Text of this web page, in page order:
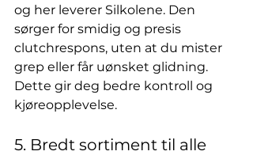
og her leverer Silkolene. Den
sørger for smidig og presis
clutchrespons, uten at du mister
grep eller får uønsket glidning.
Dette gir deg bedre kontroll og
kjøreopplevelse.
5. Bredt sortiment til alle